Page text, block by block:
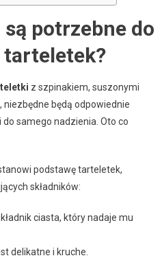
potrzebne do
z szpinakiem, suszonymi
będą odpowiednie
do samego nadzienia. Oto co
podstawę tarteletek,
składników:
ciasta, który nadaje mu
delikatne i kruche.